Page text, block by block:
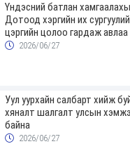
Үндэсний батлан
Дотоод хэргийн их
цэргийн цолоо гардаж авлаа
2026/06/27
Уул уурхайн салбарт хийж
хяналт шалгалт улсын
байна
2026/06/27